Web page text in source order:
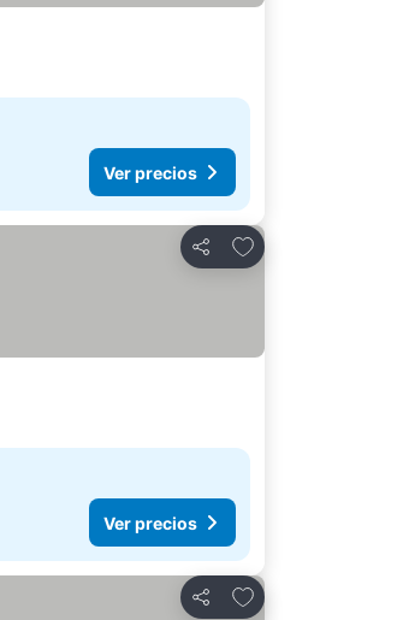
Ver precios
Compartir
Agregar a favoritos
Ver precios
Compartir
Agregar a favoritos